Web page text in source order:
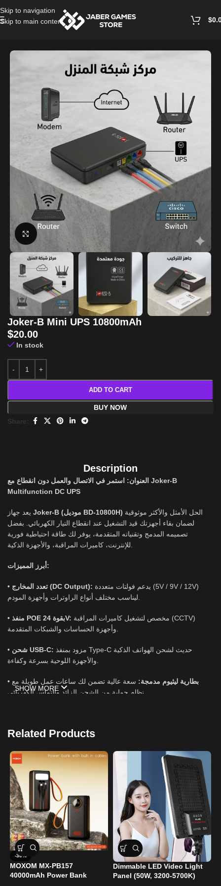
Skip to navigation
Skip to main content
$
Click to enlarge
Joker-B Mini UPS 10800mAh
$20.00
In stock
ADD TO CART
BUY NOW
Share:
Description
العنوان: استمر في الاتصال والعمل دون انقطاع مع Joker-B
Multifunction DC UPS
Joker-B (موديل BD-10800H)
لضمان بقاء أجهزتك قيد التشغيل عند انقطاع التيار الكهربائي. بفضل
تصميمه المدمج وتقنياته المتقدمة، يوفر لك طاقة احتياطية فورية
للإنترنت، كاميرات المراقبة، والأجهزة الذكية.
أبرز المميزات:
• تعدد المخارج (DC Output):
ليناسب مختلف أنواع الراوترات وأجهزة المودم.
• منفذ POE بقوة 24V:
وأجهزة الحساسات والشبكات المتقدمة.
• شحن USB-C:
والأجهزة اللوحية بسرعة وكفاءة.
• بطارية ليثيوم مدمجة: سعة عالية تضمن لك ساعات عمل طويلة مع
• الموديل:BD-10800H
•
• المؤشرات: مؤشر LED ذكي يوضح حالة البطارية والتشغيل.
• الاستخدامات:
الراوتر، كاميرات المراقبة، أجهزة البصمة، إنارة LED
الطارئة، وشحن الهواتف
SHOW MORE
Related Products
-30%
MOXOM MX-PB157
40000mAh Power Bank
Dimmable LED Video Light
Panel (50W, 3200-5700K)